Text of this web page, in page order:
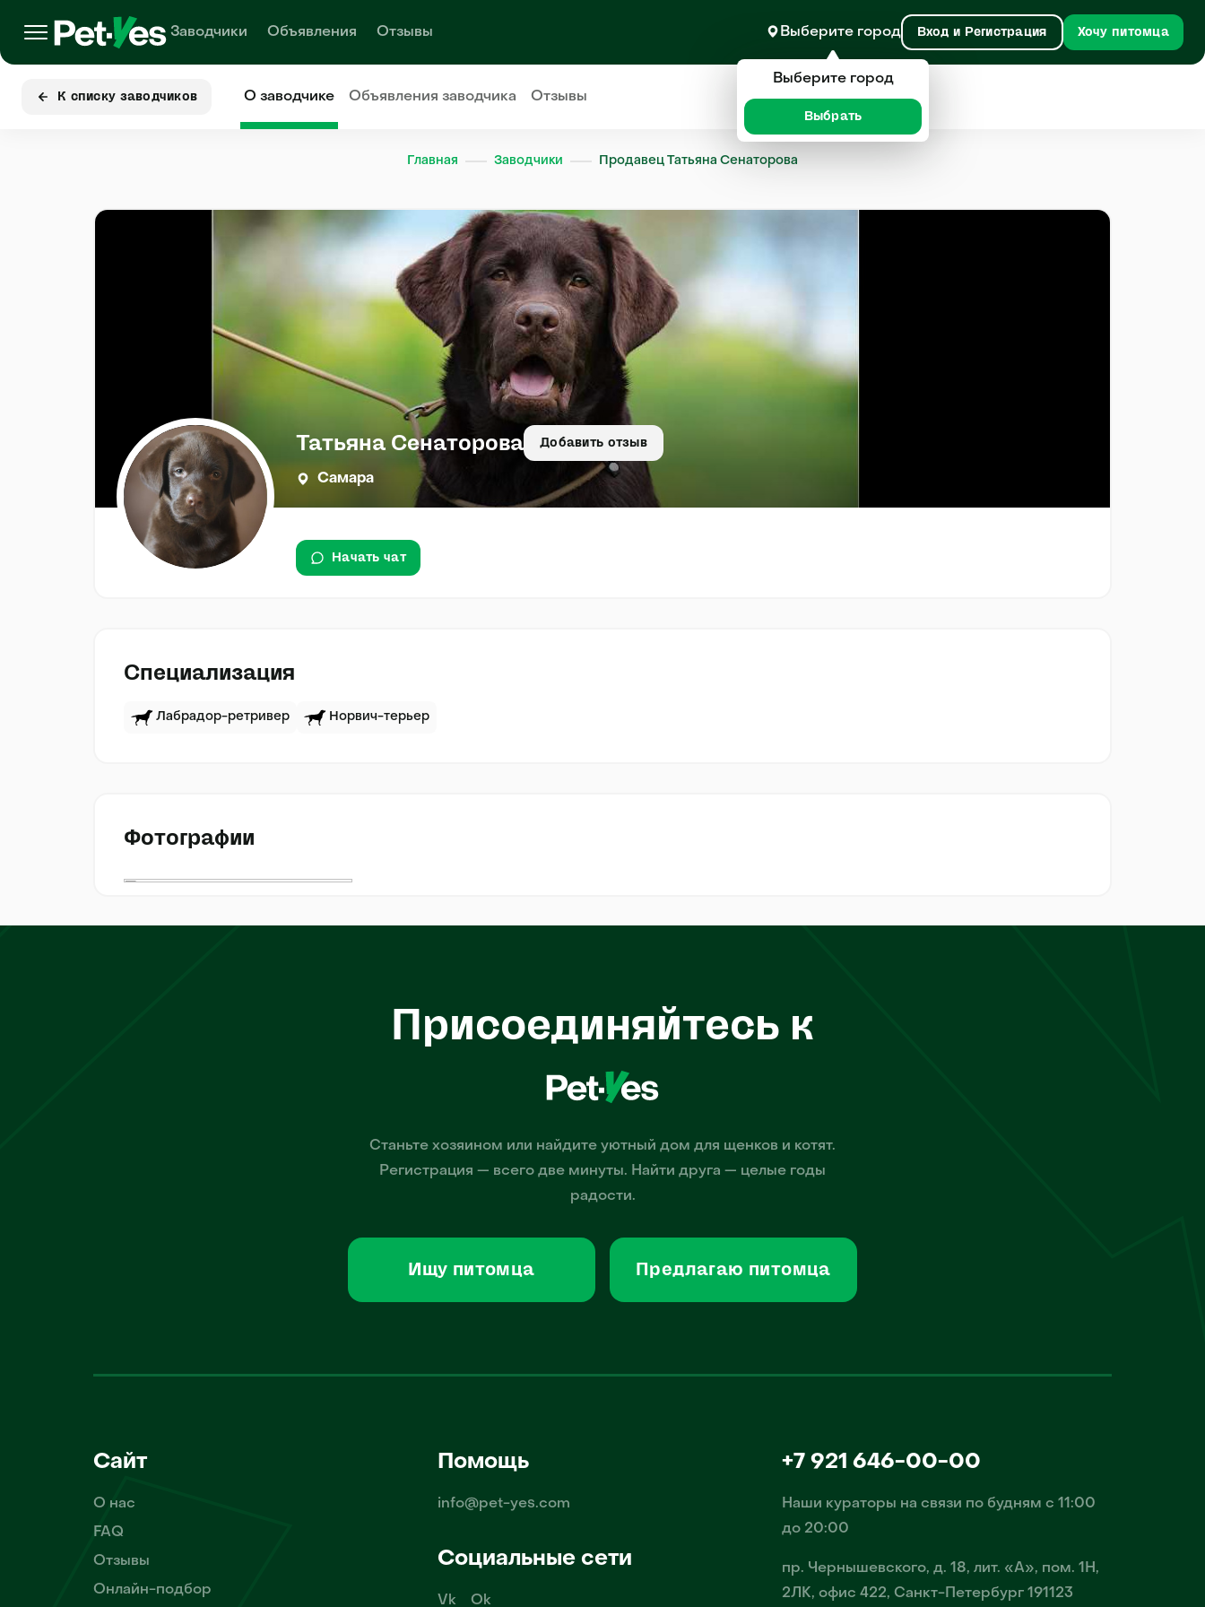
Заводчики Объявления Отзывы Выберите город Вход и Регистрация Хочу питомца
К списку заводчиков О заводчике Объявлениязаводчика Отзывы
Главная Заводчики Продавец Татьяна Сенаторова
Татьяна Сенаторова Добавить отзыв
Самара
Начать чат
Специализация
Лабрадор-ретривер Норвич-терьер
Фотографии
Присоединяйтесь к
Станьте хозяином или найдите уютный дом для щенков и котят.
Регистрация — всего две минуты. Найти друга — целые годы
радости.
Ищу питомца Предлагаю питомца
Сайт
О нас
FAQ
Отзывы
Онлайн-подбор
Помощь
info@pet-yes.com
Социальные сети
Vk Ok
+7 921 646-00-00
Наши кураторы на связи по будням с 11:00
до 20:00
пр. Чернышевского, д. 18, лит. «А», пом. 1Н,
2ЛК, офис 422, Санкт-Петербург 191123
Выберите город
Выбрать